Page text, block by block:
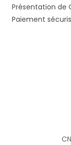
Présentation de
Paiement